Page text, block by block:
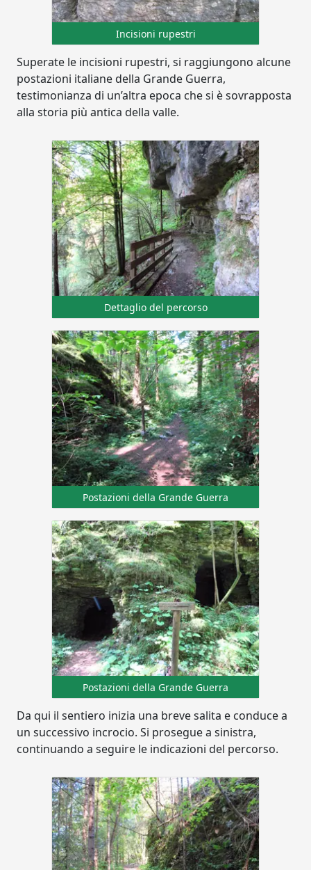
Incisioni rupestri
Superate le incisioni rupestri, si raggiungono alcune
postazioni italiane della Grande Guerra,
testimonianza di un’altra epoca che si è sovrapposta
alla storia più antica della valle.
Dettaglio del percorso
Postazioni della Grande Guerra
Postazioni della Grande Guerra
Da qui il sentiero inizia una breve salita e conduce a
un successivo incrocio. Si prosegue a sinistra,
continuando a seguire le indicazioni del percorso.